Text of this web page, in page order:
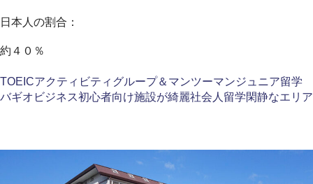
日本人の割合：
約４０％
TOEICアクティビティ グループ＆マンツーマンジュニア留学
バギオ ビジネス初心者向け施設が綺麗社会人留学閑静なエリア